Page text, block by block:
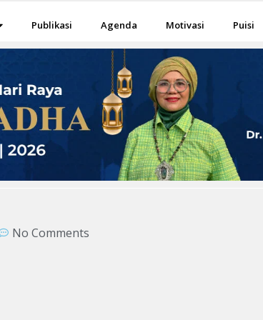
Publikasi Agenda Motivasi Puisi
No Comments